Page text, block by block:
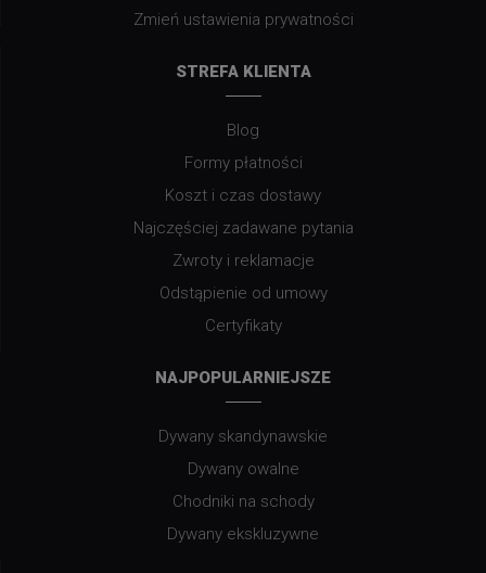
Zmień ustawienia prywatności
STREFA KLIENTA
Blog
Formy płatności
Koszt i czas dostawy
Najczęściej zadawane pytania
Zwroty i reklamacje
Odstąpienie od umowy
Certyfikaty
NAJPOPULARNIEJSZE
Dywany skandynawskie
Dywany owalne
Chodniki na schody
Dywany ekskluzywne